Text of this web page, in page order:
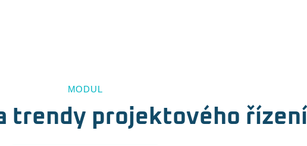
MODUL
trendy projektového řízení